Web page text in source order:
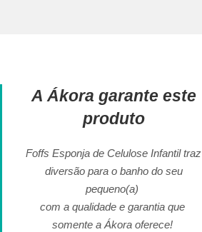
A Ákora garante este
produto
Foffs Esponja de Celulose Infantil traz
diversão para o banho do seu
pequeno(a)
com a qualidade e garantia que
somente a Ákora oferece!